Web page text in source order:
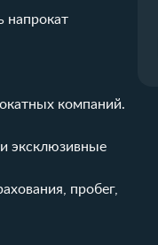
напрокат
компаний.
эксклюзивные
пробег,